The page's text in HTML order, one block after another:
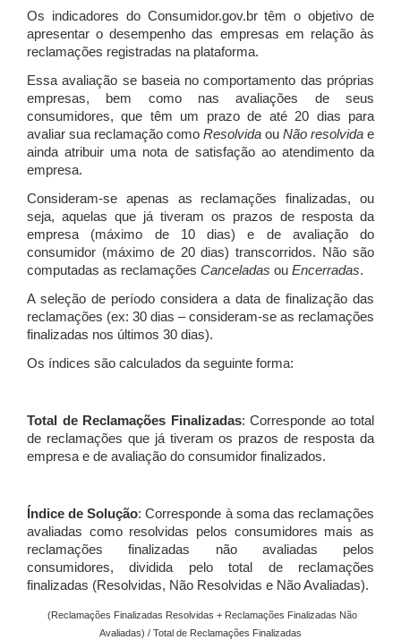
Os indicadores do Consumidor.gov.br têm o objetivo de
apresentar o desempenho das empresas em relação às
reclamações registradas na plataforma.
Essa avaliação se baseia no comportamento das próprias
empresas, bem como nas avaliações de seus
consumidores, que têm um prazo de até 20 dias para
avaliar sua reclamação como Resolvida ou Não resolvida e
ainda atribuir uma nota de satisfação ao atendimento da
empresa.
Consideram-se apenas as reclamações finalizadas, ou
seja, aquelas que já tiveram os prazos de resposta da
empresa (máximo de 10 dias) e de avaliação do
consumidor (máximo de 20 dias) transcorridos. Não são
computadas as reclamações Canceladas ou Encerradas.
A seleção de período considera a data de finalização das
reclamações (ex: 30 dias – consideram-se as reclamações
finalizadas nos últimos 30 dias).
Os índices são calculados da seguinte forma:
Total de Reclamações Finalizadas: Corresponde ao total
de reclamações que já tiveram os prazos de resposta da
empresa e de avaliação do consumidor finalizados.
Índice de Solução: Corresponde à soma das reclamações
avaliadas como resolvidas pelos consumidores mais as
reclamações finalizadas não avaliadas pelos
consumidores, dividida pelo total de reclamações
finalizadas (Resolvidas, Não Resolvidas e Não Avaliadas).
(Reclamações Finalizadas Resolvidas + Reclamações Finalizadas Não
Avaliadas) / Total de Reclamações Finalizadas